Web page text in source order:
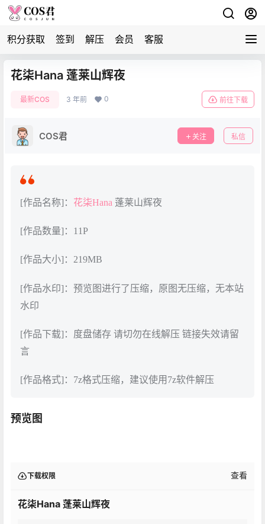
积分获取 签到 解压 会员 客服
花柒Hana 蓬莱山辉夜
最新COS 3 年前 0 前往下载
COS君 关注 私信
[作品名称]： 花柒Hana 蓬莱山辉夜
[作品数量]：11P
[作品大小]：219MB
[作品水印]：预览图进行了压缩，原图无压缩，无本站
水印
[作品下载]：度盘储存 请切勿在线解压 链接失效请留
言
[作品格式]：7z格式压缩，建议使用7z软件解压
预览图
下载权限 查看
花柒Hana 蓬莱山辉夜